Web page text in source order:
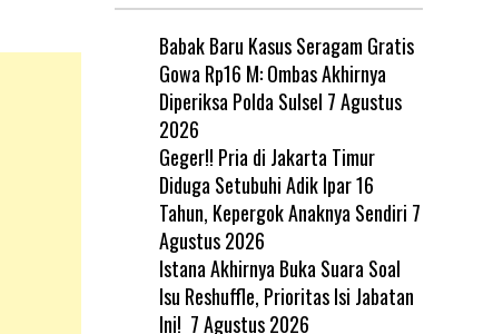
Babak Baru Kasus Seragam Gratis
Gowa Rp16 M: Ombas Akhirnya
Diperiksa Polda Sulsel 7 Agustus
2026
Geger!! Pria di Jakarta Timur
Diduga Setubuhi Adik Ipar 16
Tahun, Kepergok Anaknya Sendiri 7
Agustus 2026
Istana Akhirnya Buka Suara Soal
Isu Reshuffle, Prioritas Isi Jabatan
Ini! 7 Agustus 2026